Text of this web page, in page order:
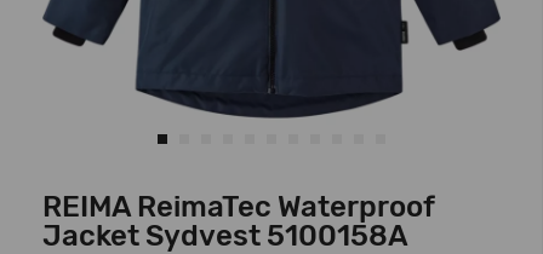
REIMA ReimaTec Waterproof
Jacket Sydvest 5100158A